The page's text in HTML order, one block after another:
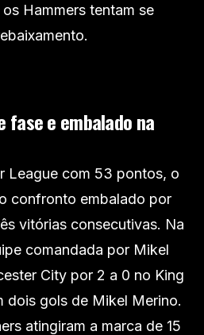
Hammers tentam se
fase e embalado na
League com 53 pontos, o
confronto embalado por
vitórias consecutivas. Na
comandada por Mikel
City por 2 a 0 no King
dois gols de Mikel Merino.
atingiram a marca de 15